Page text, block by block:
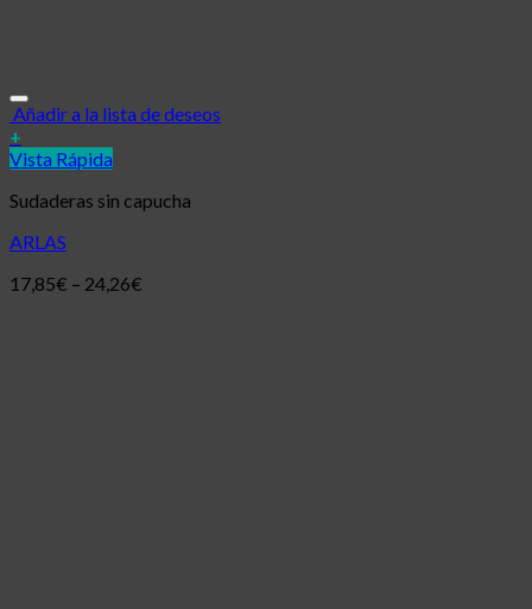
Añadir a la lista de deseos
+
Vista Rápida
Sudaderas sin capucha
ARLAS
17,85€ – 24,26€